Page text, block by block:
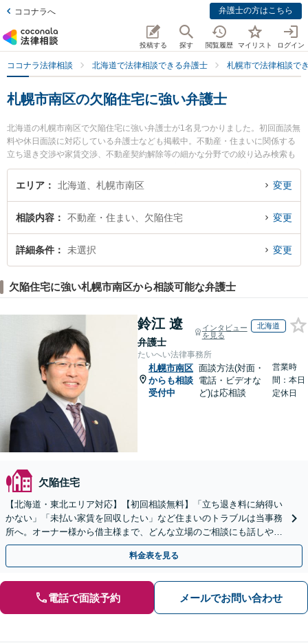
ココナラへ 弁護士の方はこちら
投稿する 探す 閲覧履歴 マイリスト ログイン
ココナラ法律相談 北海道で法律相談できる弁護士 札幌市で法律相談で
札幌市南区の欠陥住宅に強い弁護士
北海道の札幌市南区で欠陥住宅に強い弁護士が1名見つかりました。初回面談無
料や休日面談に対応している弁護士なども掲載中。不動産・住まいに関係する
立ち退き交渉や家賃交渉、不動産契約解除等の細かな分野での絞り込み検索も
でき便利です。特にまこまない法律事務所の宮下 尚也弁護士のプロフィール情
報や弁護士費用、強みなどが注目されています。『札幌市南区で土日や夜間に
宅を法律相談できる札幌市南区内の弁護士に相談予約したい』などでお困りの
相談者さんにおすすめです。
エリア 北海道、札幌市南区 変更
相談内容 不動産・住まい、欠陥住宅 変更
詳細条件 未選択 変更
欠陥住宅に強い札幌市南区から相談可能な弁護士
鈴江 遼
弁護士
インタビュー
を見る
北海道
たいへい法律事務所
札幌市南区
からも相談
受付中
面談方法(対面・
電話・ビデオな
ど)は応相談
営業時
間：本日
定休日
欠陥住宅
【北海道・東北エリア対応】【初回相談無料】「立ち退き料に納得い
かない」「未払い家賃を回収したい」など住まいのトラブルは当事務
所へ。オーナー様から借主様まで、どんな立場のご相談にも話しやす
い弁護士が対応します。ＷＥＢ面談可。
料金表を見る
電話で面談予約 メールでお問い合わせ